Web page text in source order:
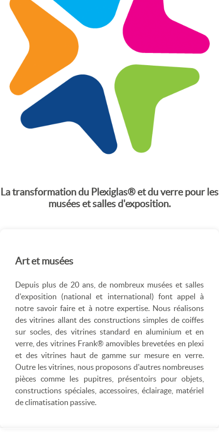
La transformation du Plexiglas® et du verre pour les
musées et salles d'exposition.
Art et musées
Depuis plus de 20 ans, de nombreux musées et salles
d'exposition (national et international) font appel à
notre savoir faire et à notre expertise. Nous réalisons
des vitrines allant des constructions simples de coiffes
sur socles, des vitrines standard en aluminium et en
verre, des vitrines Frank® amovibles brevetées en plexi
et des vitrines haut de gamme sur mesure en verre.
Outre les vitrines, nous proposons d'autres nombreuses
pièces comme les pupitres, présentoirs pour objets,
constructions spéciales, accessoires, éclairage, matériel
de climatisation passive.